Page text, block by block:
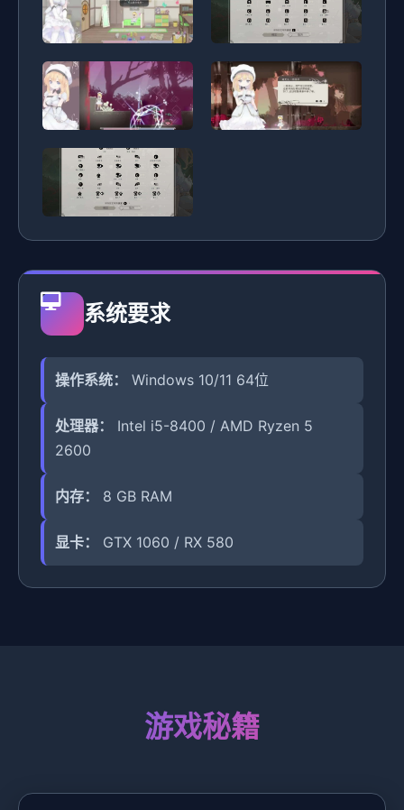
系统要求
操作系统： Windows 10/11 64位
处理器：
Intel i5-8400 / AMD Ryzen 5
2600
内存： 8 GB RAM
显卡： GTX 1060 / RX 580
游戏秘籍